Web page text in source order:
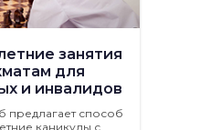
занятия
для
и инвалидов
предлагает способ
каникулы с